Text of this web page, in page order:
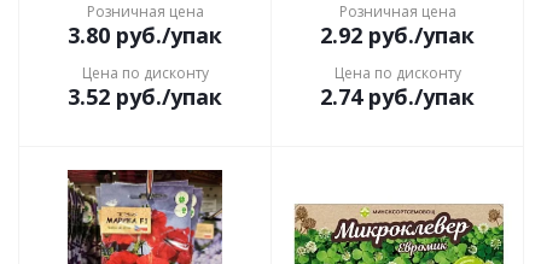
Розничная цена
3.80 руб./упак
Цена по дисконту
3.52 руб./упак
Розничная цена
2.92 руб./упак
Цена по дисконту
2.74руб./упак